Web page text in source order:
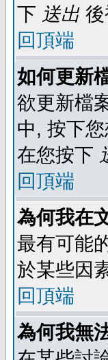
下 送出
回頂端
如何更新
欲更新檔
中, 按下
在您按下
回頂端
為何我在
最有可能
於某些因
回頂端
為何我無